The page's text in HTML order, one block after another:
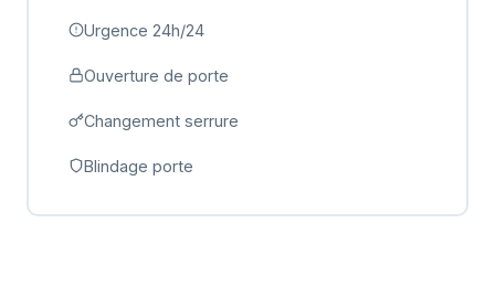
Urgence 24h/24
Ouverture de porte
Changement serrure
Blindage porte